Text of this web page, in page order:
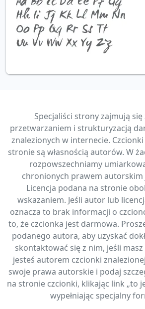
Specjaliści strony zajmują
przetwarzaniem i strukturyzacją
znalezionych w internecie.
stronie są własnością autorów. W
rozpowszechniamy
chronionych prawem
Licencja podana na stronie
wskazaniem. Jeśli autor lub
oznacza to brak informacji o
to, że czcionka jest darmowa.
podanego autora, aby uzyskać
skontaktować się z nim, jeśli masz
jesteś autorem czcionki
swoje prawa autorskie i podaj
na stronie czcionki, klikając link „to
wypełniając specjalny